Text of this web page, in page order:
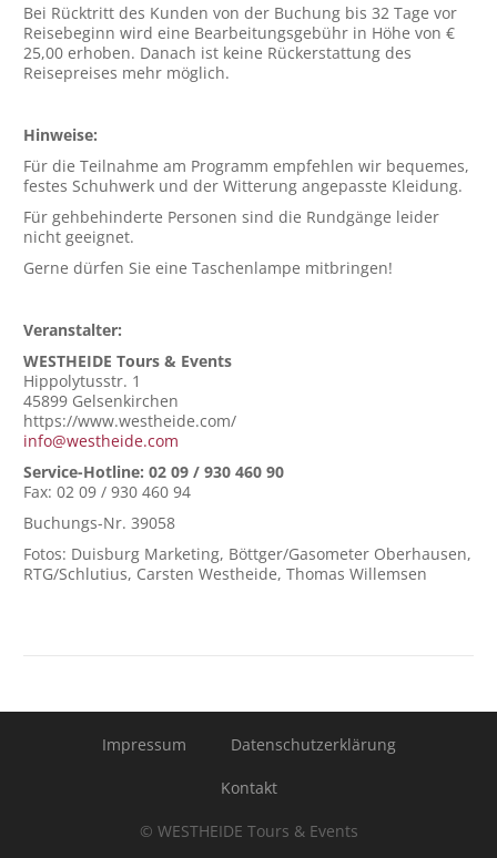
Bei Rücktritt des Kunden von der Buchung bis 32 Tage vor
Reisebeginn wird eine Bearbeitungsgebühr in Höhe von €
25,00 erhoben. Danach ist keine Rückerstattung des
Reisepreises mehr möglich.
Hinweise:
Für die Teilnahme am Programm empfehlen wir bequemes,
festes Schuhwerk und der Witterung angepasste Kleidung.
Für gehbehinderte Personen sind die Rundgänge leider
nicht geeignet.
Gerne dürfen Sie eine Taschenlampe mitbringen!
Veranstalter:
WESTHEIDE Tours & Events
Hippolytusstr. 1
45899 Gelsenkirchen
https://www.westheide.com/
info@westheide.com
Service-Hotline: 02 09 / 930 460 90
Fax: 02 09 / 930 460 94
Buchungs-Nr. 39058
Fotos: Duisburg Marketing, Böttger/Gasometer Oberhausen,
RTG/Schlutius, Carsten Westheide, Thomas Willemsen
Impressum Datenschutzerklärung
Kontakt
© WESTHEIDE Tours & Events